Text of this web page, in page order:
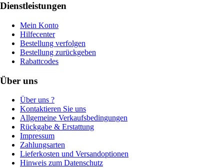
Dienstleistungen
Mein Konto
Hilfecenter
Bestellung verfolgen
Bestellung zurückgeben
Rabattcodes
Über uns
Über uns ?
Kontaktieren Sie uns
Allgemeine Verkaufsbedingungen
Rückgabe & Erstattung
Impressum
Zahlungsarten
Lieferkosten und Versandoptionen
Hinweis zum Datenschutz